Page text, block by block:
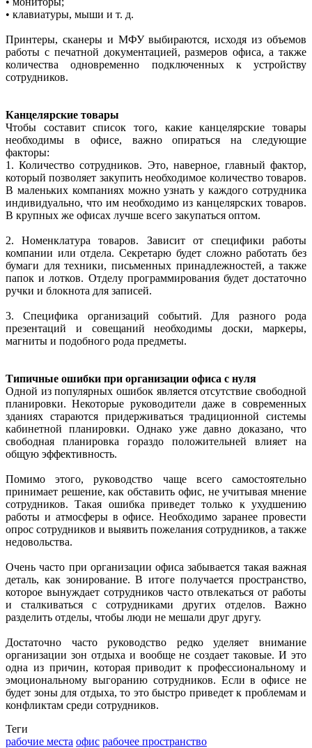
• клавиатуры, мыши и т. д.
Принтеры, сканеры и МФУ выбираются, исходя из объемов
работы с печатной документацией, размеров офиса, а также
количества одновременно подключенных к устройству
сотрудников.
Канцелярские товары
Чтобы составит список того, какие канцелярские товары
необходимы в офисе, важно опираться на следующие
факторы:
1. Количество сотрудников. Это, наверное, главный фактор,
который позволяет закупить необходимое количество товаров.
В маленьких компаниях можно узнать у каждого сотрудника
индивидуально, что им необходимо из канцелярских товаров.
В крупных же офисах лучше всего закупаться оптом.
2. Номенклатура товаров. Зависит от специфики работы
компании или отдела. Секретарю будет сложно работать без
бумаги для техники, письменных принадлежностей, а также
папок и лотков. Отделу программирования будет достаточно
ручки и блокнота для записей.
3. Специфика организаций событий. Для разного рода
презентаций и совещаний необходимы доски, маркеры,
магниты и подобного рода предметы.
Типичные ошибки при организации офиса с нуля
Одной из популярных ошибок является отсутствие свободной
планировки. Некоторые руководители даже в современных
зданиях стараются придерживаться традиционной системы
кабинетной планировки. Однако уже давно доказано, что
свободная планировка гораздо положительней влияет на
общую эффективность.
Помимо этого, руководство чаще всего самостоятельно
принимает решение, как обставить офис, не учитывая мнение
сотрудников. Такая ошибка приведет только к ухудшению
работы и атмосферы в офисе. Необходимо заранее провести
опрос сотрудников и выявить пожелания сотрудников, а также
недовольства.
Очень часто при организации офиса забывается такая важная
деталь, как зонирование. В итоге получается пространство,
которое вынуждает сотрудников часто отвлекаться от работы
и сталкиваться с сотрудниками других отделов. Важно
разделить отделы, чтобы люди не мешали друг другу.
Достаточно часто руководство редко уделяет внимание
организации зон отдыха и вообще не создает таковые. И это
одна из причин, которая приводит к профессиональному и
эмоциональному выгоранию сотрудников. Если в офисе не
будет зоны для отдыха, то это быстро приведет к проблемам и
конфликтам среди сотрудников.
Теги
рабочие места офис рабочее пространство